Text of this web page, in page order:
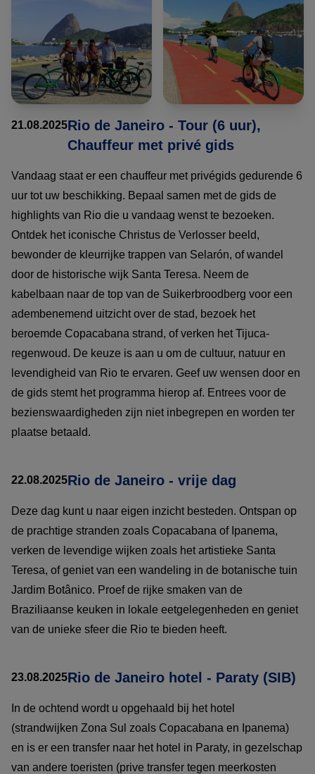
21.08.2025Rio de Janeiro - Tour (6 uur),
Chauffeur met privé gids
Vandaag staat er een chauffeur met privégids gedurende 6
uur tot uw beschikking. Bepaal samen met de gids de
highlights van Rio die u vandaag wenst te bezoeken.
Ontdek het iconische Christus de Verlosser beeld,
bewonder de kleurrijke trappen van Selarón, of wandel
door de historische wijk Santa Teresa. Neem de
kabelbaan naar de top van de Suikerbroodberg voor een
adembenemend uitzicht over de stad, bezoek het
beroemde Copacabana strand, of verken het Tijuca-
regenwoud. De keuze is aan u om de cultuur, natuur en
levendigheid van Rio te ervaren. Geef uw wensen door en
de gids stemt het programma hierop af. Entrees voor de
bezienswaardigheden zijn niet inbegrepen en worden ter
plaatse betaald.
22.08.2025Rio de Janeiro - vrije dag
Deze dag kunt u naar eigen inzicht besteden. Ontspan op
de prachtige stranden zoals Copacabana of Ipanema,
verken de levendige wijken zoals het artistieke Santa
Teresa, of geniet van een wandeling in de botanische tuin
Jardim Botânico. Proef de rijke smaken van de
Braziliaanse keuken in lokale eetgelegenheden en geniet
van de unieke sfeer die Rio te bieden heeft.
23.08.2025Rio de Janeiro hotel - Paraty (SIB)
In de ochtend wordt u opgehaald bij het hotel
(strandwijken Zona Sul zoals Copacabana en Ipanema)
en is er een transfer naar het hotel in Paraty, in gezelschap
van andere toeristen (prive transfer tegen meerkosten